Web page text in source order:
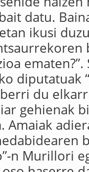
datu.
ikusi
diputatuak
du
gehienak
Amaiak
n Murillori